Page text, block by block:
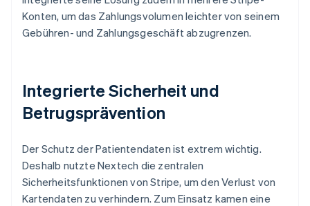
Konten, um das Zahlungsvolumen leichter von seinem
Gebühren- und Zahlungsgeschäft abzugrenzen.
Integrierte Sicherheit und
Betrugsprävention
Der Schutz der Patientendaten ist extrem wichtig.
Deshalb nutzte Nextech die zentralen
Sicherheitsfunktionen von Stripe, um den Verlust von
Kartendaten zu verhindern. Zum Einsatz kamen eine